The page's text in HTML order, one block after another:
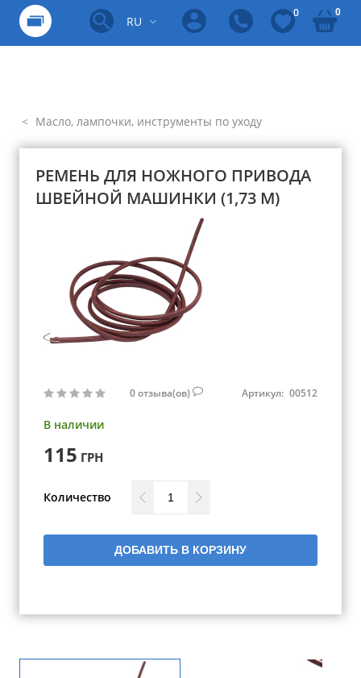
RU
0 0
Масло, лампочки, инструменты по уходу
РЕМЕНЬ ДЛЯ НОЖНОГО ПРИВОДА
ШВЕЙНОЙ МАШИНКИ (1,73 М)
0отзыва(ов) Артикул: 00512
В наличии
115 ГРН
Количество
ДОБАВИТЬ В КОРЗИНУ